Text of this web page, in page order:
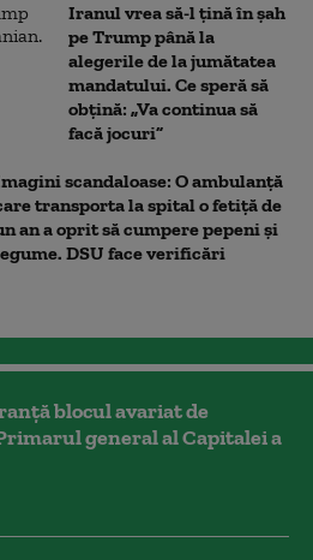
Iranul vrea să-l țină în șah
pe Trump până la
alegerile de la jumătatea
mandatului. Ce speră să
obțină: „Va continua să
facă jocuri”
scandaloase: O ambulanță
transporta la spital o fetiță de
an a oprit să cumpere pepeni și
DSU face verificări
blocul avariat de
general al Capitalei a